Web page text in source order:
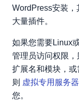
WordPress安装
大量插件。
如果您需要Linux
管理员访问权限
扩展名和模块，或
则 虚拟专用服务器
您。